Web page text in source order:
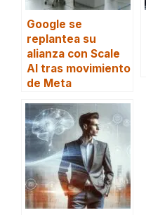
Google se
replantea su
alianza con Scale
AI tras movimiento
de Meta